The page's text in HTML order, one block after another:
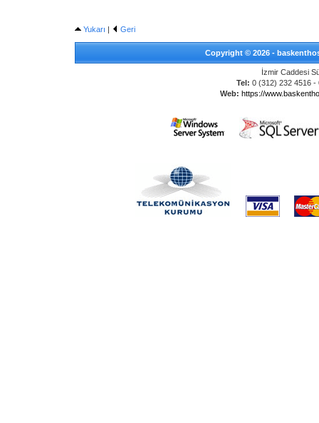
Yukarı | Geri
Copyright © 2026 -
İzmir Caddesi
Tel: 0 (312) 232 4516
Web: https://